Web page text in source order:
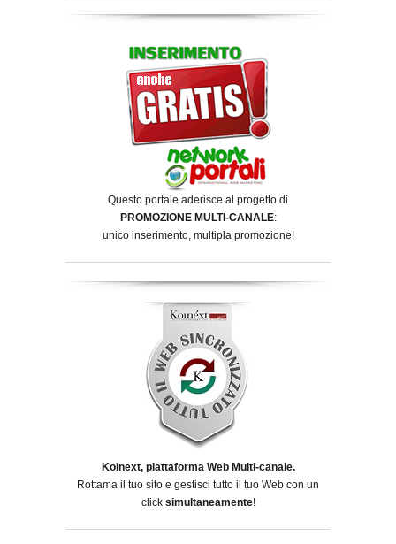
Questo portale aderisce al progetto di
PROMOZIONE MULTI-CANALE:
unico inserimento, multipla promozione!
Koinext, piattaforma Web Multi-canale.
Rottama il tuo sito e gestisci tutto il tuo Web con un
click simultaneamente!